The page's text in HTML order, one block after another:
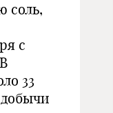
соль,
с
33